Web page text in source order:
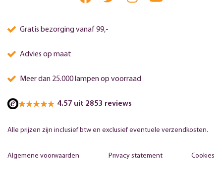
Gratis bezorging vanaf 99,-
Advies op maat
Meer dan 25.000 lampen op voorraad
4.57 uit 2853 reviews
Alle prijzen zijn inclusief btw en exclusief eventuele verzendkosten.
Algemene voorwaarden Privacy statement Cookies